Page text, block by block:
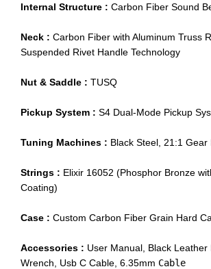
Internal Structure : Carbon Fiber Sound
Neck : Carbon Fiber with Aluminum Truss
Suspended Rivet Handle Technology
Nut & Saddle : TUSQ
Pickup System : S4 Dual-Mode Pickup
Tuning Machines : Black Steel, 21:1 Gear
Strings : Elixir 16052 (Phosphor Bronze
Coating)
Case : Custom Carbon Fiber Grain Hard
Accessories : User Manual, Black Leather
Wrench, Usb C Cable, 6.35mm Cable